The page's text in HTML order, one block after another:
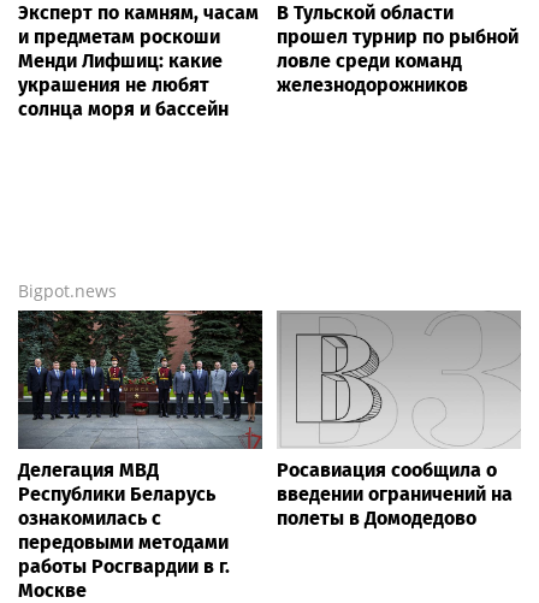
Эксперт по камням, часам
и предметам роскоши
Менди Лифшиц: какие
украшения не любят
солнца моря и бассейн
В Тульской области
прошел турнир по рыбной
ловле среди команд
железнодорожников
Bigpot.news
Делегация МВД
Республики Беларусь
ознакомилась с
передовыми методами
работы Росгвардии в г.
Москве
Росавиация сообщила о
введении ограничений на
полеты в Домодедово